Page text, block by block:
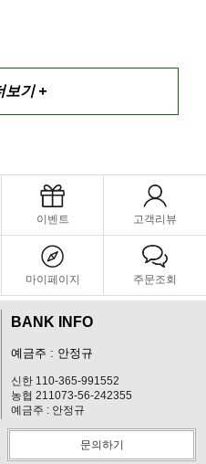
보기 +
이벤트 고객리뷰
마이페이지 주문조회
BANK INFO
예금주 : 안정규
신한 110-365-991552
농협 211073-56-242355
예금주 : 안정규
문의하기